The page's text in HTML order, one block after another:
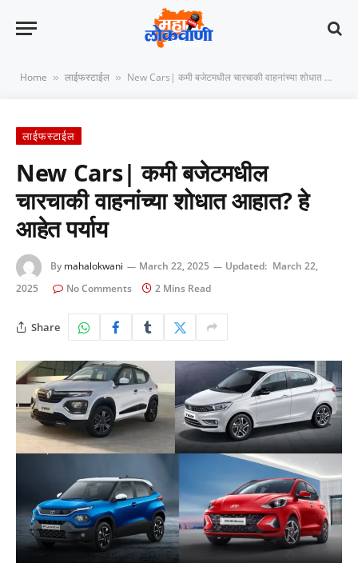
Home » लाईफस्टाईल » New Cars| कमी बजेटमधील चारचाकी वाहनांच्या शोधात आहात? हे आहेत पर्याय
लाईफस्टाईल
New Cars| कमी बजेटमधील
चारचाकी वाहनांच्या शोधात आहात? हे
आहेत पर्याय
By mahalokwani March 22, 2025 Updated: March 22,
2025
No Comments 2 Mins Read
Share